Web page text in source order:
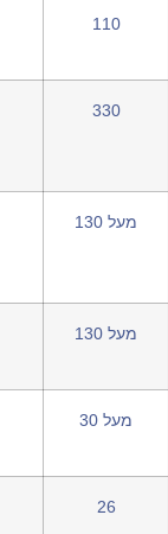
110
330
מעל 130
מעל 130
מעל 30
26